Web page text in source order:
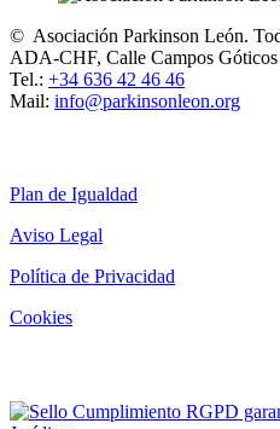
© Asociación Parkinson León.
ADA-CHF, Calle Campos
Tel.: +34 636 42 46 46
Mail: info@parkinsonleon.org
Plan de Igualdad
Aviso Legal
Política de Privacidad
Cookies